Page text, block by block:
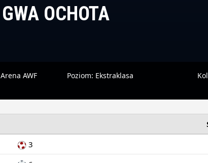
GWA OCHOTA
Arena AWF Poziom: Ekstraklasa
3